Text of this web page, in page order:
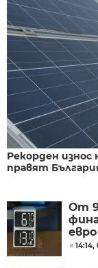
Рекорден
правят
От
евро